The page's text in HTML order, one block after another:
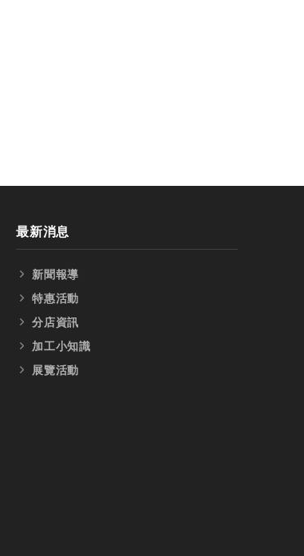
最新消息
新聞報導
特惠活動
分店資訊
加工小知識
展覽活動